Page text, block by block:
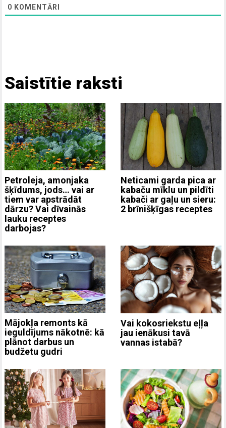
0 KOMENTĀRI
Saistītie raksti
Petroleja, amonjaka
šķīdums, jods… vai ar
tiem var apstrādāt
dārzu? Vai dīvainās
lauku receptes
darbojas?
Neticami garda pica ar
kabaču mīklu un pildīti
kabači ar gaļu un sieru:
2 brīnišķīgas receptes
Mājokļa remonts kā
ieguldījums nākotnē: kā
plānot darbus un
budžetu gudri
Vai kokosriekstu eļļa
jau ienākusi tavā
vannas istabā?